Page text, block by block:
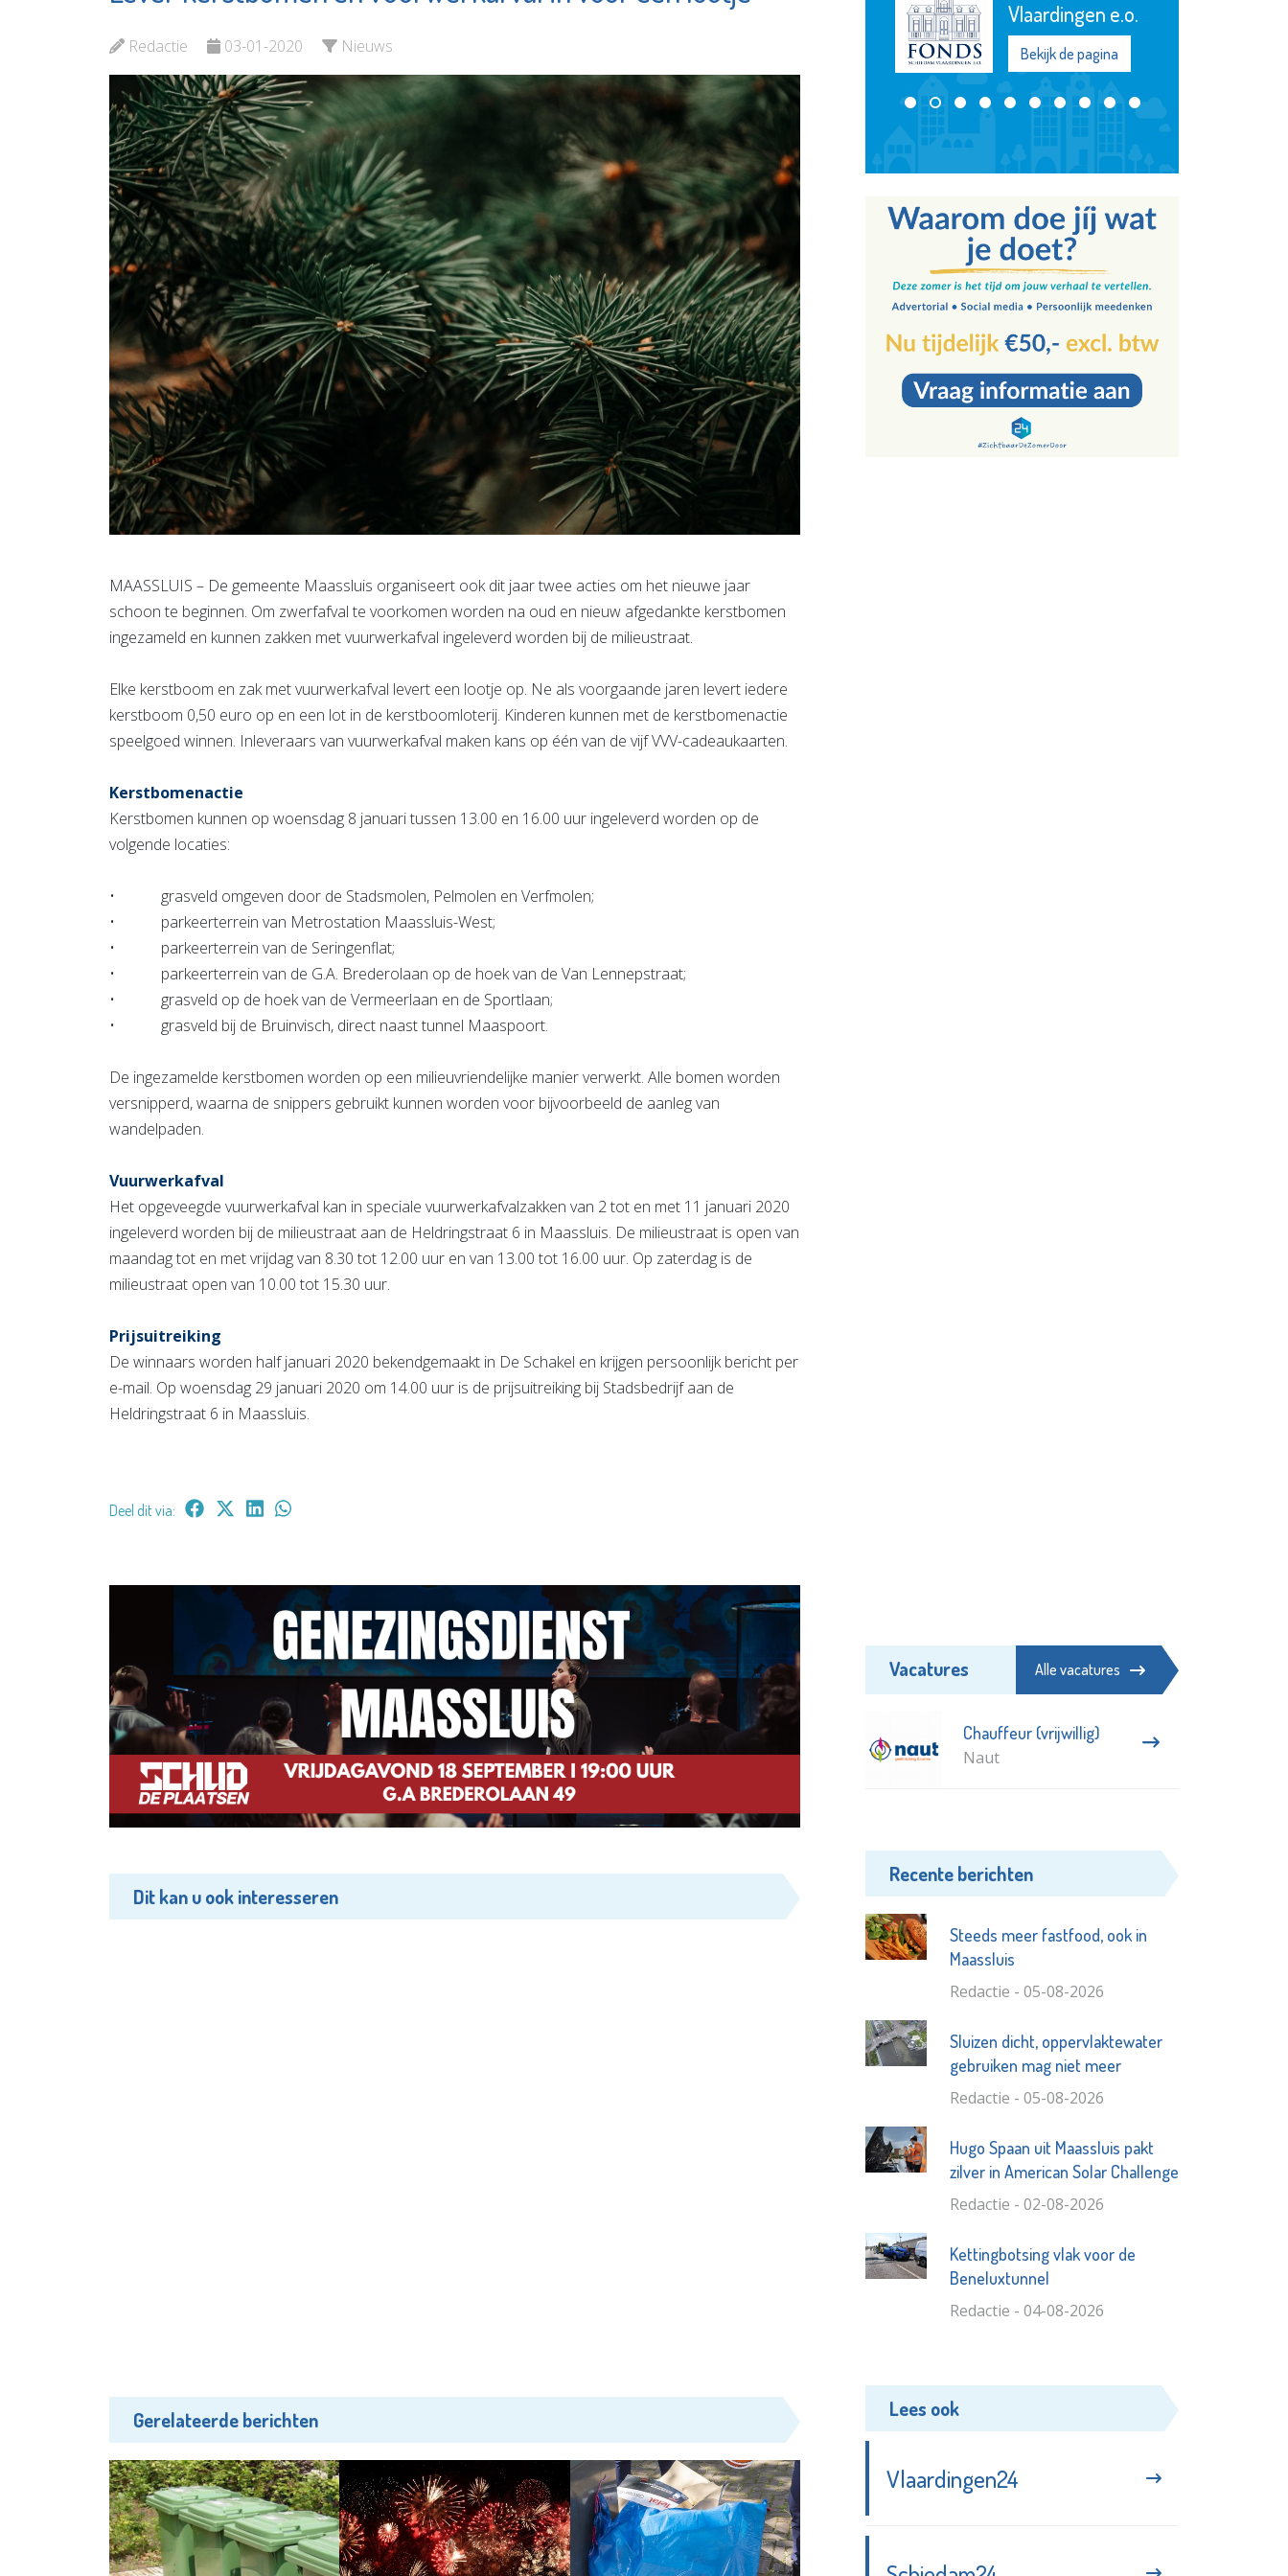
Redactie 03-01-2020 Nieuws
MAASSLUIS – De gemeente Maassluis organiseert ook dit jaar twee acties om het nieuwe jaar
schoon te beginnen. Om zwerfafval te voorkomen worden na oud en nieuw afgedankte kerstbomen
ingezameld en kunnen zakken met vuurwerkafval ingeleverd worden bij de milieustraat.
Elke kerstboom en zak met vuurwerkafval levert een lootje op. Ne als voorgaande jaren levert iedere
kerstboom 0,50 euro op en een lot in de kerstboomloterij. Kinderen kunnen met de kerstbomenactie
speelgoed winnen. Inleveraars van vuurwerkafval maken kans op één van de vijf VVV-cadeaukaarten.
Kerstbomenactie
Kerstbomen kunnen op woensdag 8 januari tussen 13.00 en 16.00 uur ingeleverd worden op de
volgende locaties:
• grasveld omgeven door de Stadsmolen, Pelmolen en Verfmolen;
• parkeerterrein van Metrostation Maassluis-West;
• parkeerterrein van de Seringenflat;
• parkeerterrein van de G.A. Brederolaan op de hoek van de Van Lennepstraat;
• grasveld op de hoek van de Vermeerlaan en de Sportlaan;
• grasveld bij de Bruinvisch, direct naast tunnel Maaspoort.
De ingezamelde kerstbomen worden op een milieuvriendelijke manier verwerkt. Alle bomen worden
versnipperd, waarna de snippers gebruikt kunnen worden voor bijvoorbeeld de aanleg van
wandelpaden.
Vuurwerkafval
Het opgeveegde vuurwerkafval kan in speciale vuurwerkafvalzakken van 2 tot en met 11 januari 2020
ingeleverd worden bij de milieustraat aan de Heldringstraat 6 in Maassluis. De milieustraat is open van
maandag tot en met vrijdag van 8.30 tot 12.00 uur en van 13.00 tot 16.00 uur. Op zaterdag is de
milieustraat open van 10.00 tot 15.30 uur.
Prijsuitreiking
De winnaars worden half januari 2020 bekendgemaakt in De Schakel en krijgen persoonlijk bericht per
e-mail. Op woensdag 29 januari 2020 om 14.00 uur is de prijsuitreiking bij Stadsbedrijf aan de
Heldringstraat 6 in Maassluis.
Deel dit via:
Dit kan u ook interesseren
Gerelateerde berichten
Bekijk de pagina Bekijk de pagina
Vlaardingen e.o.
Kroepoekfabriek
Bekijk de pagina
Vacatures Alle vacatures
Chauffeur (vrijwillig)
Naut
Recente berichten
Steeds meer fastfood, ook in
Maassluis
Redactie - 05-08-2026
Sluizen dicht, oppervlaktewater
gebruiken mag niet meer
Redactie - 05-08-2026
Hugo Spaan uit Maassluis pakt
zilver in American Solar Challenge
Redactie - 02-08-2026
Kettingbotsing vlak voor de
Beneluxtunnel
Redactie - 04-08-2026
Lees ook
Vlaardingen24